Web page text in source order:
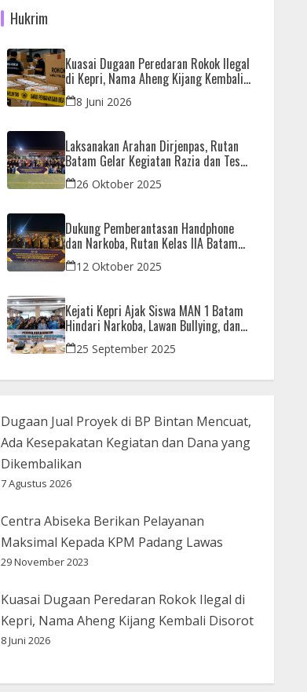
Hukrim
Kuasai Dugaan Peredaran Rokok Ilegal
di Kepri, Nama Aheng Kijang Kembali
Disorot
8 Juni 2026
Laksanakan Arahan Dirjenpas, Rutan
Batam Gelar Kegiatan Razia dan Tes
Urine Bersama APH
26 Oktober 2025
Dukung Pemberantasan Handphone
dan Narkoba, Rutan Kelas IIA Batam
Gelar Razia Bersama Aparat Penegak
Hukum
12 Oktober 2025
Kejati Kepri Ajak Siswa MAN 1 Batam
Hindari Narkoba, Lawan Bullying, dan
Bijak Bermedsos
25 September 2025
Dugaan Jual Proyek di BP Bintan Mencuat,
Ada Kesepakatan Kegiatan dan Dana yang
Dikembalikan
7 Agustus 2026
Centra Abiseka Berikan Pelayanan
Maksimal Kepada KPM Padang Lawas
29 November 2023
Kuasai Dugaan Peredaran Rokok Ilegal di
Kepri, Nama Aheng Kijang Kembali Disorot
8 Juni 2026